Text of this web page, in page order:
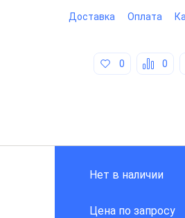
Доставка Оплата
0 0
Нет в наличии
Цена по запросу